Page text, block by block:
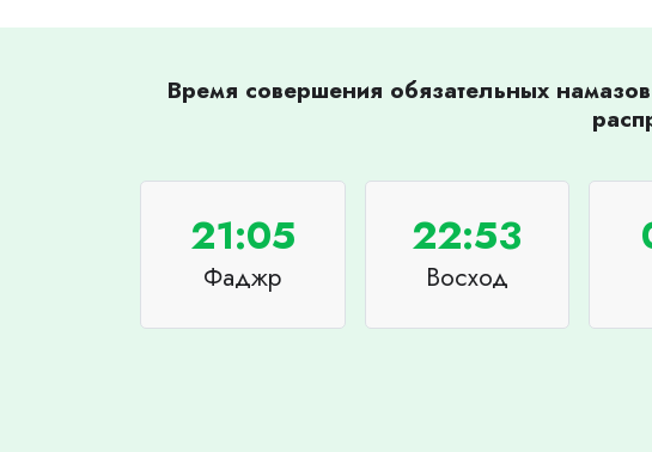
Время совершения обязательных
21:05
Фаджр
22:53
Восход